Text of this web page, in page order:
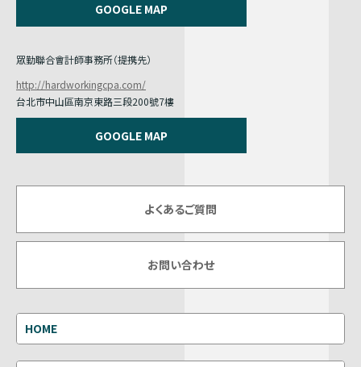
GOOGLE MAP
眾勤聯合會計師事務所（提携先）
http://hardworkingcpa.com/
台北市中山區南京東路三段200號7樓
GOOGLE MAP
よくあるご質問
お問い合わせ
HOME